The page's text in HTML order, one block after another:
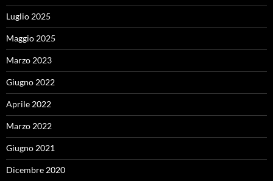
Luglio 2025
Maggio 2025
Marzo 2023
Giugno 2022
Aprile 2022
Marzo 2022
Giugno 2021
Dicembre 2020